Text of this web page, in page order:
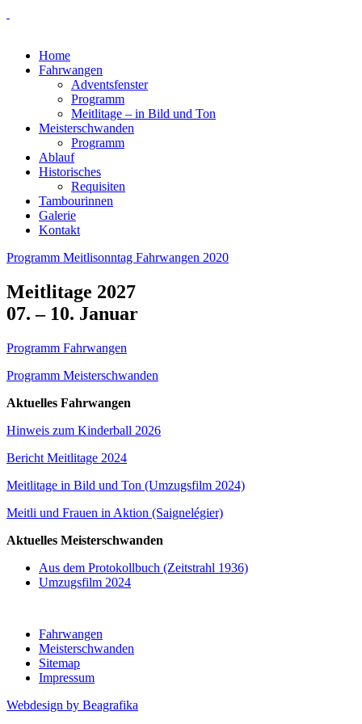
Home
Fahrwangen
Adventsfenster
Programm
Meitlitage – in Bild und Ton
Meisterschwanden
Programm
Ablauf
Historisches
Requisiten
Tambourinnen
Galerie
Kontakt
Programm Meitlisonntag Fahrwangen 2020
Meitlitage 2027
07. – 10. Januar
Programm Fahrwangen
Programm Meisterschwanden
Aktuelles Fahrwangen
Hinweis zum Kinderball 2026
Bericht Meitlitage 2024
Meitlitage in Bild und Ton (Umzugsfilm 2024)
Meitli und Frauen in Aktion (Saignelégier)
Aktuelles Meisterschwanden
Aus dem Protokollbuch (Zeitstrahl 1936)
Umzugsfilm 2024
Fahrwangen
Meisterschwanden
Sitemap
Impressum
Webdesign by Beagrafika